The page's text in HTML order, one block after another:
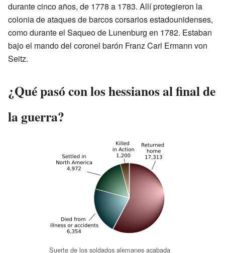
durante cinco años, de 1778 a 1783. Allí protegieron la
colonia de ataques de barcos corsarios estadounidenses,
como durante el Saqueo de Lunenburg en 1782. Estaban
bajo el mando del coronel barón Franz Carl Ermann von
Seitz.
¿Qué pasó con los hessianos al final de
la guerra?
Suerte de los soldados alemanes acabada